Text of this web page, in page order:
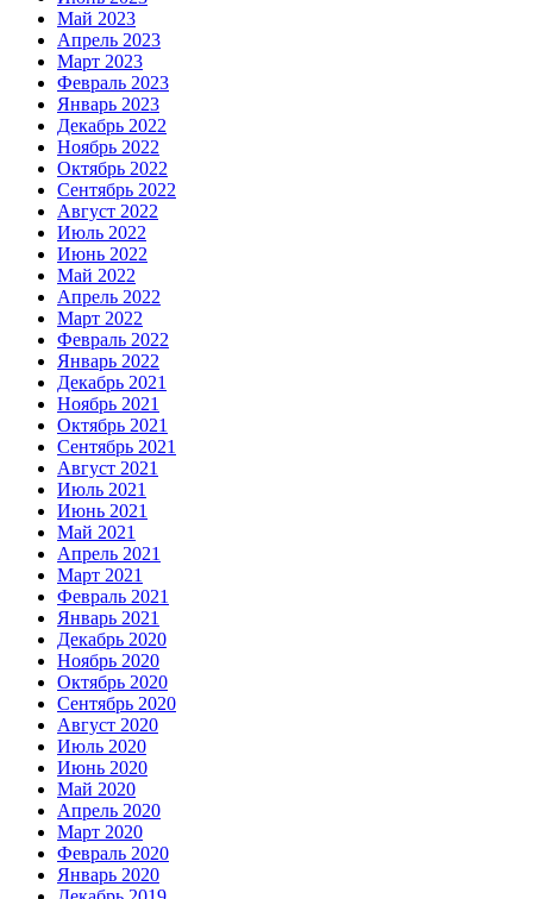
Май 2023
Апрель 2023
Март 2023
Февраль 2023
Январь 2023
Декабрь 2022
Ноябрь 2022
Октябрь 2022
Сентябрь 2022
Август 2022
Июль 2022
Июнь 2022
Май 2022
Апрель 2022
Март 2022
Февраль 2022
Январь 2022
Декабрь 2021
Ноябрь 2021
Октябрь 2021
Сентябрь 2021
Август 2021
Июль 2021
Июнь 2021
Май 2021
Апрель 2021
Март 2021
Февраль 2021
Январь 2021
Декабрь 2020
Ноябрь 2020
Октябрь 2020
Сентябрь 2020
Август 2020
Июль 2020
Июнь 2020
Май 2020
Апрель 2020
Март 2020
Февраль 2020
Январь 2020